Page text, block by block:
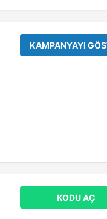
KAMPANYAYI
KODU AÇ